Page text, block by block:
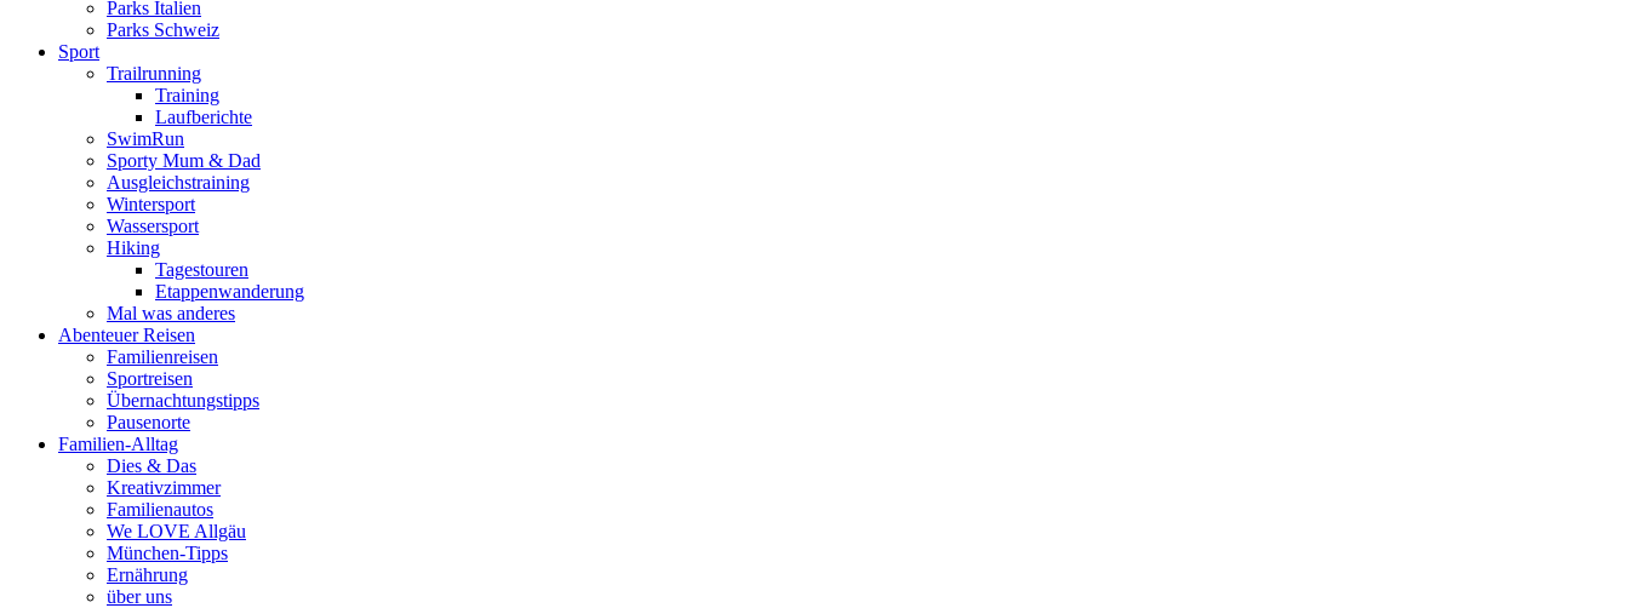
Parks Italien
Parks Schweiz
Sport
Trailrunning
Training
Laufberichte
SwimRun
Sporty Mum & Dad
Ausgleichstraining
Wintersport
Wassersport
Hiking
Tagestouren
Etappenwanderung
Mal was anderes
Abenteuer Reisen
Familienreisen
Sportreisen
Übernachtungstipps
Pausenorte
Familien-Alltag
Dies & Das
Kreativzimmer
Familienautos
We LOVE Allgäu
München-Tipps
Ernährung
über uns